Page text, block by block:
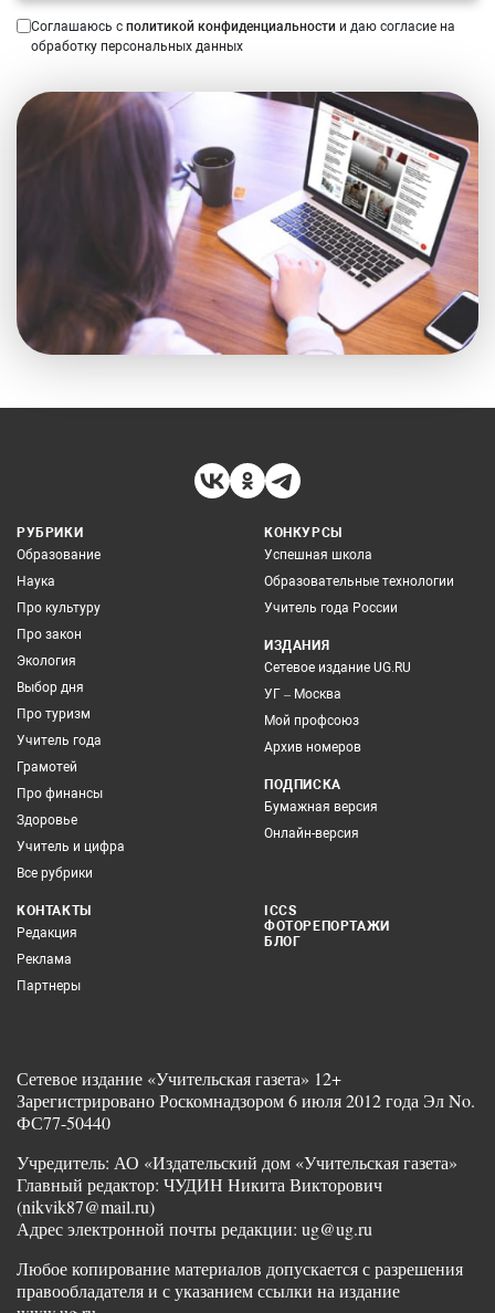
Соглашаюсь с политикой конфиденциальности и даю согласие на
обработку персональных данных
РУБРИКИ
Образование
Наука
Про культуру
Про закон
Экология
Выбор дня
Про туризм
Учитель года
Грамотей
Про финансы
Здоровье
Учитель и цифра
Все рубрики
КОНКУРСЫ
Успешная школа
Образовательные технологии
Учитель года России
ИЗДАНИЯ
Сетевое издание UG.RU
УГ – Москва
Мой профсоюз
Архив номеров
ПОДПИСКА
Бумажная версия
Онлайн-версия
КОНТАКТЫ
Редакция
Реклама
Партнеры
ICCS
ФОТОРЕПОРТАЖИ
БЛОГ
Сетевое издание «Учительская газета» 12+
Зарегистрировано Роскомнадзором 6 июля 2012 года Эл No.
ФС77-50440
Учредитель: АО «Издательский дом «Учительская газета»
Главный редактор: ЧУДИН Никита Викторович
(nikvik87@mail.ru)
Адрес электронной почты редакции: ug@ug.ru
Любое копирование материалов допускается с разрешения
правообладателя и с указанием ссылки на издание